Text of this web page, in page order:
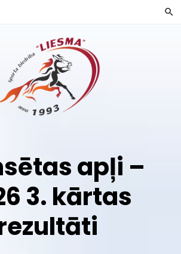
apļi –
3. kārtas